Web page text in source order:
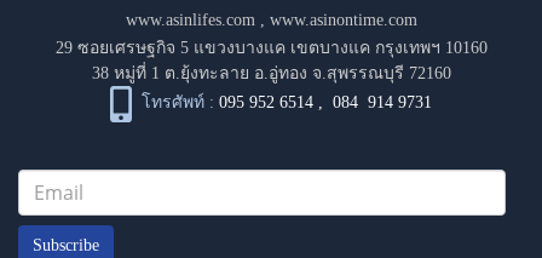
www.asinlifes.com, www.asinontime.com
29 ซอยเศรษฐกิจ 5 แขวงบางแค เขตบางแค กรุงเทพฯ 10160
38 หมู่ที่ 1 ต.ยุ้งทะลาย อ.อู่ทอง จ.สุพรรณบุรี 72160
โทรศัพท์ : 095 952 6514 ,084 914 9731
Subscribe